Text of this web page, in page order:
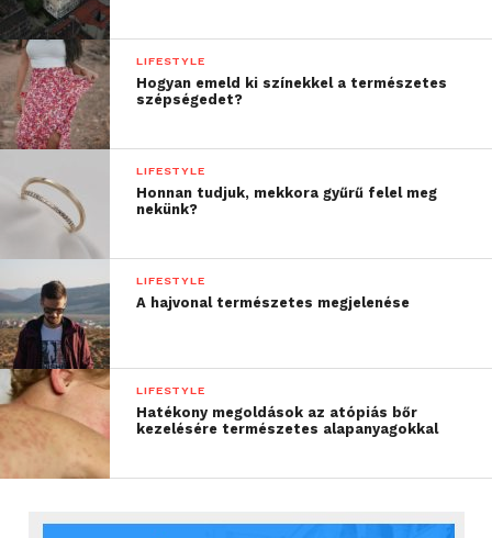
LIFESTYLE
Hogyan emeld ki színekkel a természetes
szépségedet?
LIFESTYLE
Honnan tudjuk, mekkora gyűrű felel meg
nekünk?
LIFESTYLE
A hajvonal természetes megjelenése
LIFESTYLE
Hatékony megoldások az atópiás bőr
kezelésére természetes alapanyagokkal